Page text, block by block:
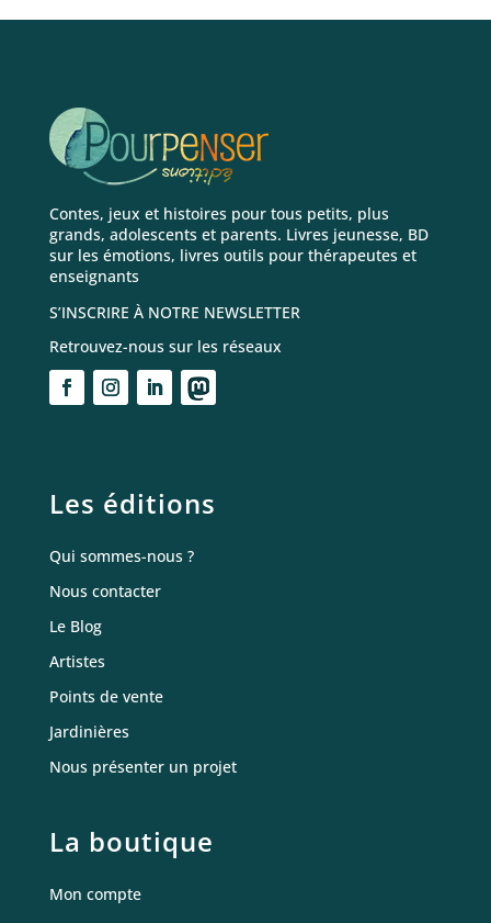
Contes, jeux et histoires pour tous petits, plus
grands, adolescents et parents. Livres jeunesse, BD
sur les émotions, livres outils pour thérapeutes et
enseignants
S’INSCRIRE À NOTRE NEWSLETTER
Retrouvez-nous sur les réseaux
Les éditions
Qui sommes-nous ?
Nous contacter
Le Blog
Artistes
Points de vente
Jardinières
Nous présenter un projet
La boutique
Mon compte